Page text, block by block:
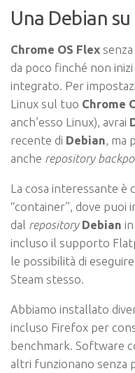
Una Debian
Chrome OS Flex
da poco finché non
integrato. Per
Linux sul tuo Chrome
anch’esso Linux), avrai
recente di Debian, ma
anche repository
La cosa interessante
“container”, dove puoi
dal repository Debian in
incluso il supporto
le possibilità di
Steam stesso.
Abbiamo installato
incluso Firefox per
benchmark. Software
altri funzionano senza